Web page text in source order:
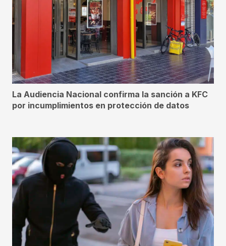
La Audiencia Nacional confirma la sanción a KFC
por incumplimientos en protección de datos